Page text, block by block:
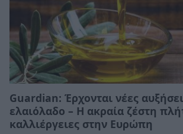
Guardian: Έρχονται νέες
ελαιόλαδο – Η ακραία ζέστη
καλλιέργειες στην Ευρώπη